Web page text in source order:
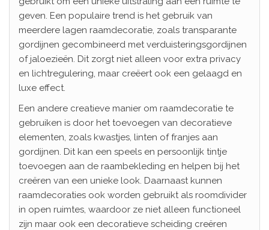
geven. Een populaire trend is het gebruik van
meerdere lagen raamdecoratie, zoals transparante
gordijnen gecombineerd met verduisteringsgordijnen
of jaloezieën. Dit zorgt niet alleen voor extra privacy
en lichtregulering, maar creëert ook een gelaagd en
luxe effect.
Een andere creatieve manier om raamdecoratie te
gebruiken is door het toevoegen van decoratieve
elementen, zoals kwastjes, linten of franjes aan
gordijnen. Dit kan een speels en persoonlijk tintje
toevoegen aan de raambekleding en helpen bij het
creëren van een unieke look. Daarnaast kunnen
raamdecoraties ook worden gebruikt als roomdivider
in open ruimtes, waardoor ze niet alleen functioneel
zijn maar ook een decoratieve scheiding creëren